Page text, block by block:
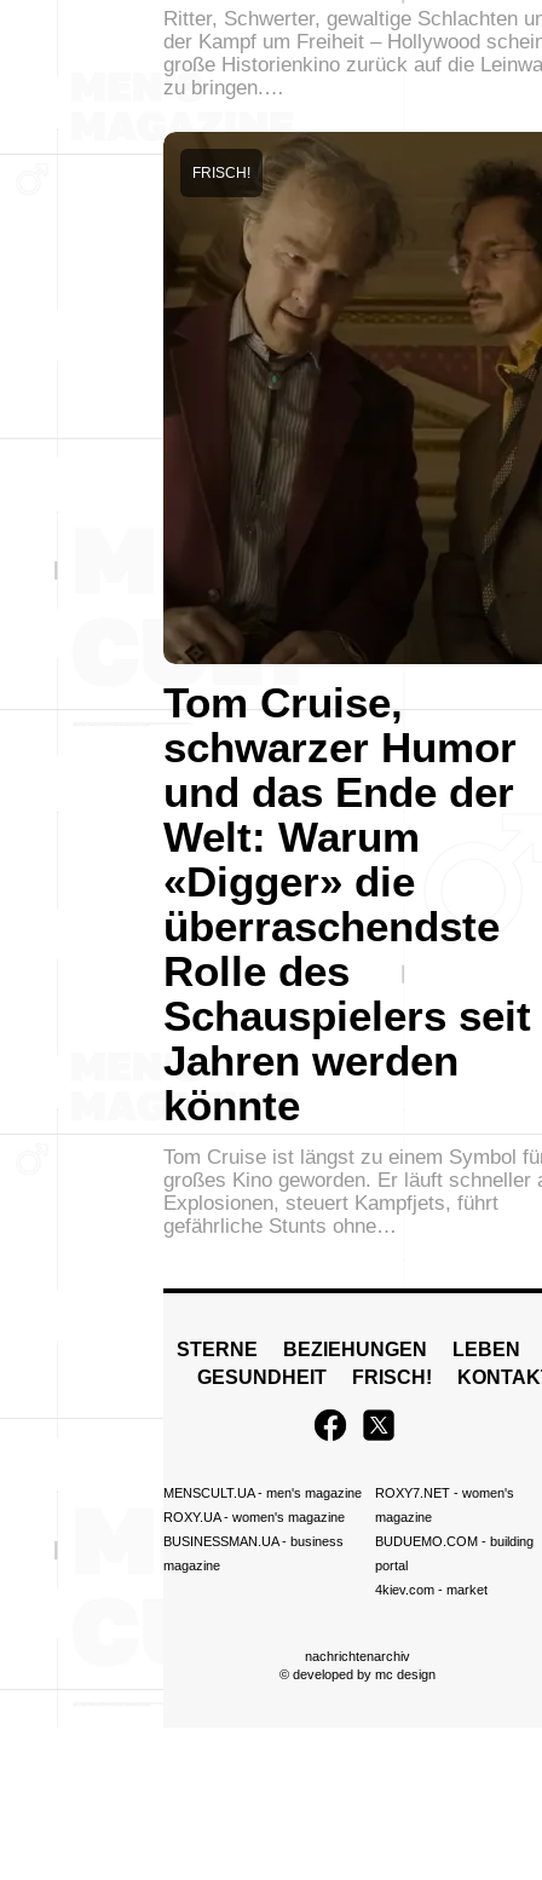
Ritter, Schwerter, gewaltige Schlachten
der Kampf um Freiheit – Hollywood
große Historienkino zurück auf die
zu bringen.…
Tom Cruise,
schwarzer Humor
und das Ende der
Welt: Warum
«Digger» die
überraschendste
Rolle des
Schauspielers seit
Jahren werden
könnte
FRISCH!
Tom Cruise ist längst zu einem Symbol
großes Kino geworden. Er läuft schneller
Explosionen, steuert Kampfjets, führt
gefährliche Stunts ohne…
STERNE BEZIEHUNGEN
LEBEN
GESUNDHEIT
FRISCH!
MENSCULT.UA- men's magazine
ROXY.UA- women's magazine
BUSINESSMAN.UA- business
magazine
ROXY7.NET- women's
magazine
BUDUEMO.COM- building
portal
4kiev.com- market
nachrichtenarchiv
© developed by mc design